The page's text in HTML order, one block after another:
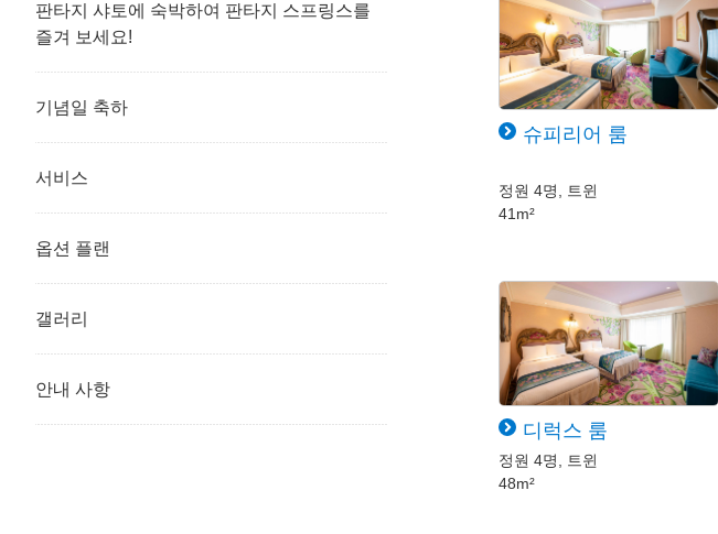
슈피리어 룸
정원 4명, 트윈
41m²
디럭스 룸
정원 4명, 트윈
48m²
판타지 샤토에 숙박하여 판타지 스프링스를
즐겨 보세요!
기념일 축하
서비스
옵션 플랜
갤러리
안내 사항